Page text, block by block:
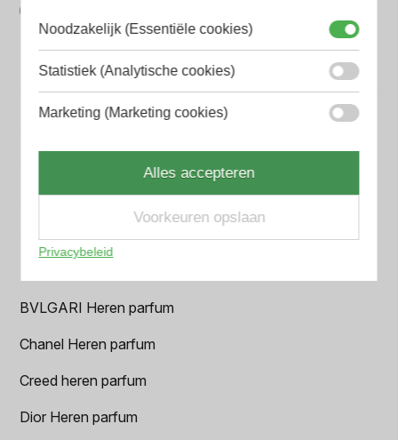
Wij hebben alle prijzen voor je verzameld zodat jij
minder tijd en geld kwijt bent
Amouage Heren parfum
Armani Heren parfum
BVLGARI Heren parfum
Chanel Heren parfum
Creed heren parfum
Dior Heren parfum
Noodzakelijk (Essentiële cookies)
Statistiek (Analytische cookies)
Marketing (Marketing cookies)
Alles accepteren
Voorkeuren opslaan
Privacybeleid